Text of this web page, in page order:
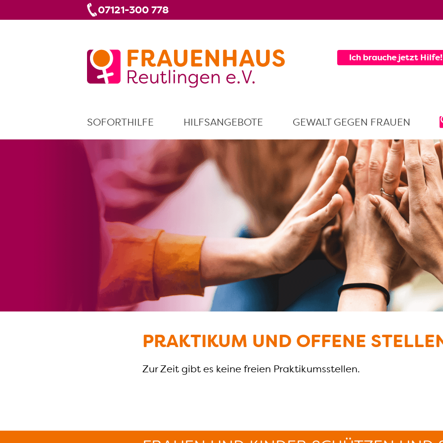
07121-300 778
Ich brauche jetzt Hilfe!
SOFORTHILFE HILFSANGEBOTE GEWALT GEGEN FRAUEN
PRAKTIKUM UND OFFENE
Zur Zeit gibt es keine freien Praktikumsstellen.